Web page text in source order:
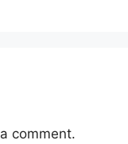
comment.